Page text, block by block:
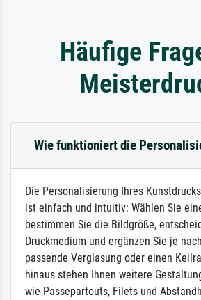
Häufige
Wie funktioniert die
Die Personalisierung Ihres
ist einfach und intuitiv: Wählen Sie
bestimmen Sie die Bildgröße,
Druckmedium und ergänzen Sie je
passende Verglasung oder einen
hinaus stehen Ihnen weitere
wie Passepartouts, Filets und